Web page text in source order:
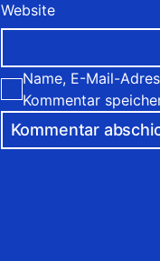
Website
Name, E-Mail-
Kommentar